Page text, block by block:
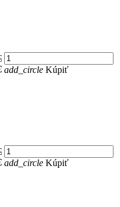
add_circle Kúpiť
add_circle Kúpiť